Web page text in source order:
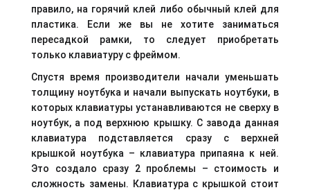
правило, на горячий клей либо обычный клей для
пластика. Если же вы не хотите заниматься
пересадкой рамки, то следует приобретать
только клавиатуру с фреймом.
Спустя время производители начали уменьшать
толщину ноутбука и начали выпускать ноутбуки, в
которых клавиатуры устанавливаются не сверху в
ноутбук, а под верхнюю крышку. С завода данная
клавиатура подставляется сразу с верхней
крышкой ноутбука – клавиатура припаяна к ней.
Это создало сразу 2 проблемы – стоимость и
сложность замены. Клавиатура с крышкой стоит